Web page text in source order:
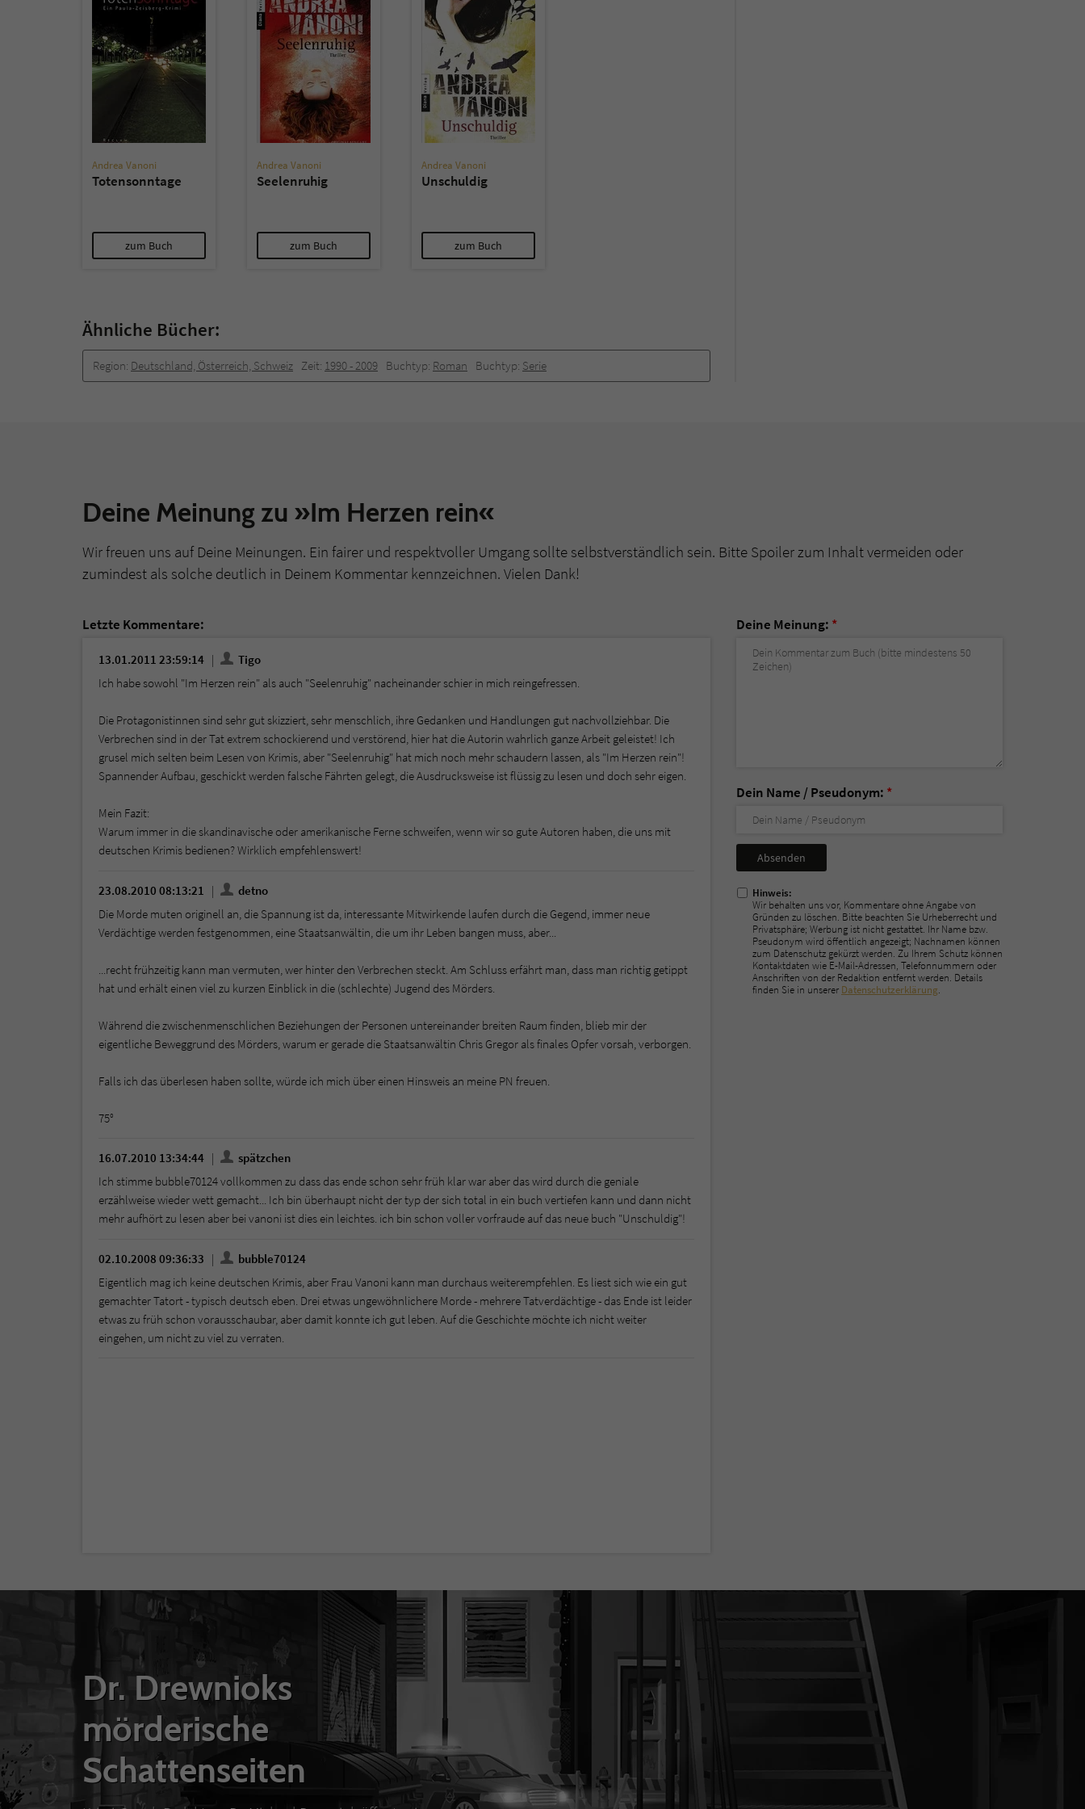
Andrea Vanoni
Totensonntage
zum Buch
Andrea Vanoni
Seelenruhig
zum Buch
Andrea Vanoni
Unschuldig
zum Buch
Ähnliche Bücher:
Region: Deutschland, Österreich, Schweiz Zeit: 1990 -­ 2009 Buchtyp: Roman Buchtyp: Serie
Deine Meinung zu »Im Herzen rein«
Wir freuen uns auf Deine Meinungen. Ein fairer und respektvoller Umgang sollte selbstverständlich sein. Bitte Spoiler zum Inhalt vermeiden oder
zumindest als solche deutlich in Deinem Kommentar kennzeichnen. Vielen Dank!
Letzte Kommentare:
13.01.2011 23:59:14
Tigo
Ich habe sowohl "Im Herzen rein" als auch "Seelenruhig" nacheinander schier in mich reingefressen.
Die Protagonistinnen sind sehr gut skizziert, sehr menschlich, ihre Gedanken und Handlungen gut nachvollziehbar. Die
Verbrechen sind in der Tat extrem schockierend und verstörend, hier hat die Autorin wahrlich ganze Arbeit geleistet! Ich
grusel mich selten beim Lesen von Krimis, aber "Seelenruhig" hat mich noch mehr schaudern lassen, als "Im Herzen rein"!
Spannender Aufbau, geschickt werden falsche Fährten gelegt, die Ausdrucksweise ist flüssig zu lesen und doch sehr eigen.
Mein Fazit:
Warum immer in die skandinavische oder amerikanische Ferne schweifen, wenn wir so gute Autoren haben, die uns mit
deutschen Krimis bedienen? Wirklich empfehlenswert!
23.08.2010 08:13:21
detno
Die Morde muten originell an, die Spannung ist da, interessante Mitwirkende laufen durch die Gegend, immer neue
Verdächtige werden festgenommen, eine Staatsanwältin, die um ihr Leben bangen muss, aber...
...recht frühzeitig kann man vermuten, wer hinter den Verbrechen steckt. Am Schluss erfährt man, dass man richtig getippt
hat und erhält einen viel zu kurzen Einblick in die (schlechte) Jugend des Mörders.
Während die zwischenmenschlichen Beziehungen der Personen untereinander breiten Raum finden, blieb mir der
eigentliche Beweggrund des Mörders, warum er gerade die Staatsanwältin Chris Gregor als finales Opfer vorsah, verborgen.
Falls ich das überlesen haben sollte, würde ich mich über einen Hinsweis an meine PN freuen.
75°
16.07.2010 13:34:44
spätzchen
Ich stimme bubble70124 vollkommen zu dass das ende schon sehr früh klar war aber das wird durch die geniale
erzählweise wieder wett gemacht... Ich bin überhaupt nicht der typ der sich total in ein buch vertiefen kann und dann nicht
mehr aufhört zu lesen aber bei vanoni ist dies ein leichtes. ich bin schon voller vorfraude auf das neue buch "Unschuldig"!
02.10.2008 09:36:33
bubble70124
Eigentlich mag ich keine deutschen Krimis, aber Frau Vanoni kann man durchaus weiterempfehlen. Es liest sich wie ein gut
gemachter Tatort - typisch deutsch eben. Drei etwas ungewöhnlichere Morde - mehrere Tatverdächtige - das Ende ist leider
etwas zu früh schon vorausschaubar, aber damit konnte ich gut leben. Auf die Geschichte möchte ich nicht weiter
eingehen, um nicht zu viel zu verraten.
Deine Meinung: *
Dein Name / Pseudonym: *
Nicht
ausfüllen!
Hinweis:
Wir behalten uns vor, Kommentare ohne Angabe von
Gründen zu löschen. Bitte beachten Sie Urheberrecht und
Privatsphäre; Werbung ist nicht gestattet. Ihr Name bzw.
Pseudonym wird öffentlich angezeigt; Nachnamen können
zum Datenschutz gekürzt werden. Zu Ihrem Schutz können
Kontaktdaten wie E-Mail-Adressen, Telefonnummern oder
Anschriften von der Redaktion entfernt werden. Details
finden Sie in unserer Datenschutzerklärung.
Dr. Drewnioks
mörderische
Schattenseiten
überprüfen.